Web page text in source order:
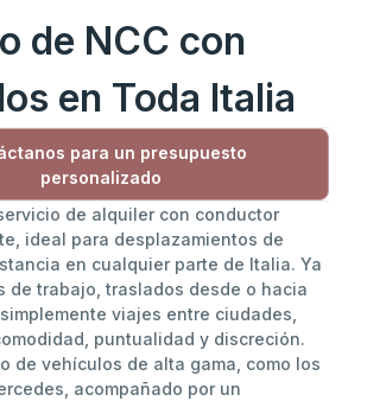
de NCC con
en Toda Italia
para un presupuesto
personalizado
de alquiler con conductor
ideal para desplazamientos de
en cualquier parte de Italia. Ya
de trabajo, traslados desde o hacia
viajes entre ciudades,
puntualidad y discreción.
de vehículos de alta gama, como los
acompañado por un